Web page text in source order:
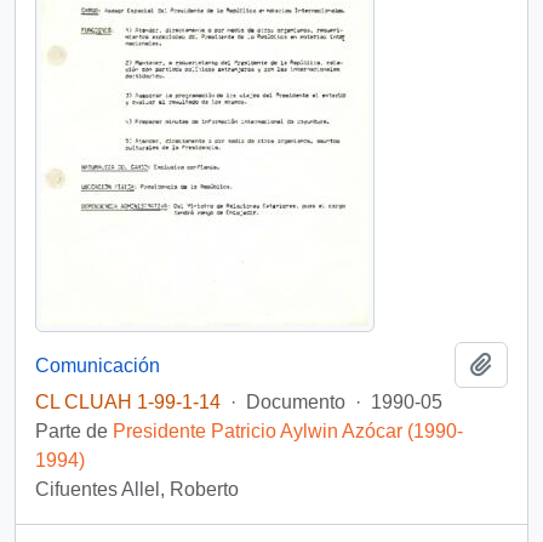
Comunicación
CL CLUAH 1-99-1-14 · Documento · 1990-05
Parte de Presidente Patricio Aylwin Azócar (1990-
1994)
Cifuentes Allel, Roberto